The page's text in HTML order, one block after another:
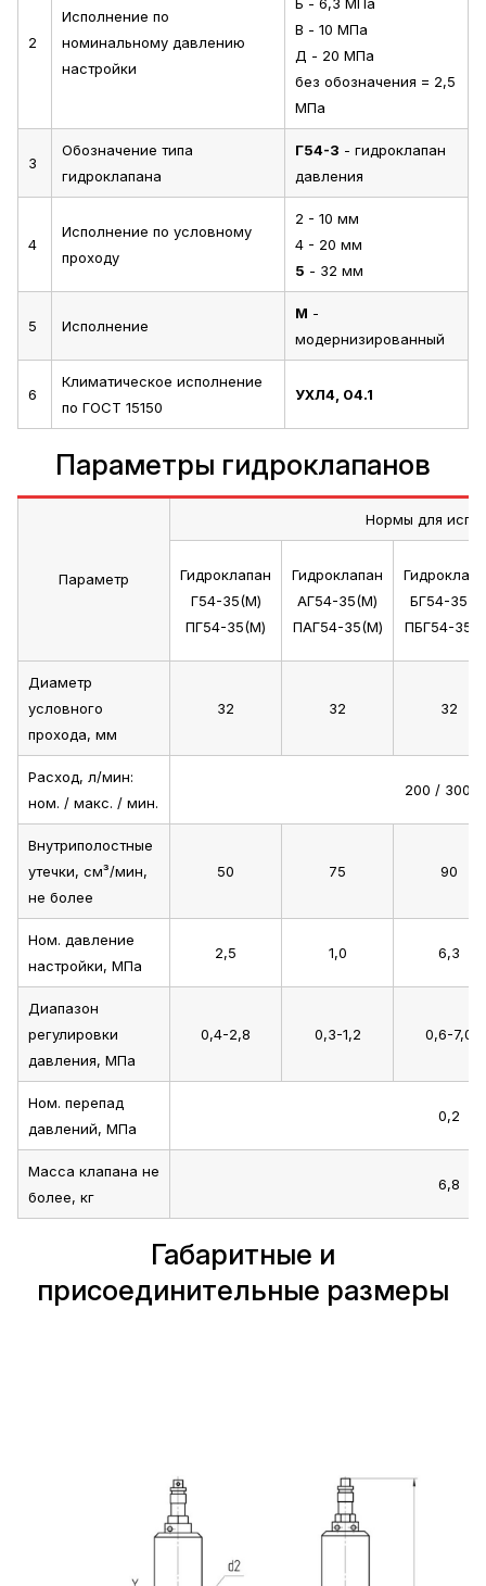
2
Исполнение по
номинальному давлению
настройки
В - 10 МПа
Д - 20 МПа
без обозначения = 2,5
МПа
3
Обозначение типа
гидроклапана
Г54-3 - гидроклапан
давления
4
Исполнение по условному
проходу
2 - 10 мм
4 - 20 мм
5 - 32 мм
5 Исполнение
М -
модернизированный
6
Климатическое исполнение
по ГОСТ 15150
УХЛ4, 04.1
Параметры гидроклапанов
Параметр
Нормы для
Гидроклапан
Г54-35(М)
ПГ54-35(М)
Гидроклапан
АГ54-35(М)
ПАГ54-35(М)
БГ54-
ПБГ54-
Диаметр
условного
прохода, мм
32 32 32
Расход, л/мин:
ном. / макс. / мин.
200 / 300 /
Внутриполостные
утечки, см³/мин,
не более
50 75 90
Ном. давление
настройки, МПа
2,5 1,0 6,3
Диапазон
регулировки
давления, МПа
0,4-2,8 0,3-1,2 0,6-7,0
Ном. перепад
давлений, МПа
0,2
Масса клапана не
более, кг
6,8
Габаритные и
присоединительные размеры